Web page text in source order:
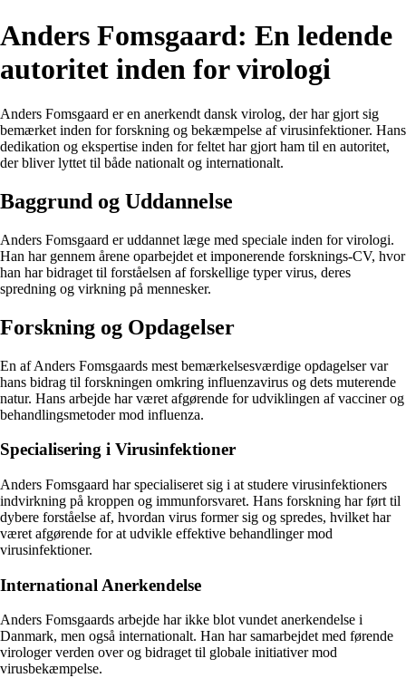
Anders Fomsgaard: En ledende
autoritet inden for virologi
Anders Fomsgaard er en anerkendt dansk virolog, der har gjort sig
bemærket inden for forskning og bekæmpelse af virusinfektioner. Hans
dedikation og ekspertise inden for feltet har gjort ham til en autoritet,
der bliver lyttet til både nationalt og internationalt.
Baggrund og Uddannelse
Anders Fomsgaard er uddannet læge med speciale inden for virologi.
Han har gennem årene oparbejdet et imponerende forsknings-CV, hvor
han har bidraget til forståelsen af forskellige typer virus, deres
spredning og virkning på mennesker.
Forskning og Opdagelser
En af Anders Fomsgaards mest bemærkelsesværdige opdagelser var
hans bidrag til forskningen omkring influenzavirus og dets muterende
natur. Hans arbejde har været afgørende for udviklingen af vacciner og
behandlingsmetoder mod influenza.
Specialisering i Virusinfektioner
Anders Fomsgaard har specialiseret sig i at studere virusinfektioners
indvirkning på kroppen og immunforsvaret. Hans forskning har ført til
dybere forståelse af, hvordan virus former sig og spredes, hvilket har
været afgørende for at udvikle effektive behandlinger mod
virusinfektioner.
International Anerkendelse
Anders Fomsgaards arbejde har ikke blot vundet anerkendelse i
Danmark, men også internationalt. Han har samarbejdet med førende
virologer verden over og bidraget til globale initiativer mod
virusbekæmpelse.